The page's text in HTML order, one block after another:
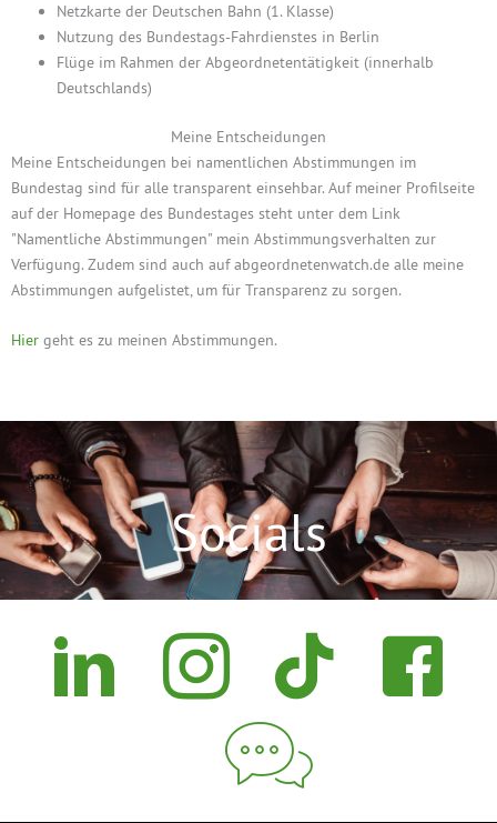
Netzkarte der Deutschen Bahn (1. Klasse)
Nutzung des Bundestags-Fahrdienstes in Berlin
Flüge im Rahmen der Abgeordnetentätigkeit (innerhalb
Deutschlands)
Meine Entscheidungen
Meine Entscheidungen bei namentlichen Abstimmungen im
Bundestag sind für alle transparent einsehbar. Auf meiner Profilseite
auf der Homepage des Bundestages steht unter dem Link
"Namentliche Abstimmungen" mein Abstimmungsverhalten zur
Verfügung. Zudem sind auch auf abgeordnetenwatch.de alle meine
Abstimmungen aufgelistet, um für Transparenz zu sorgen.
Hier geht es zu meinen Abstimmungen.
Socials